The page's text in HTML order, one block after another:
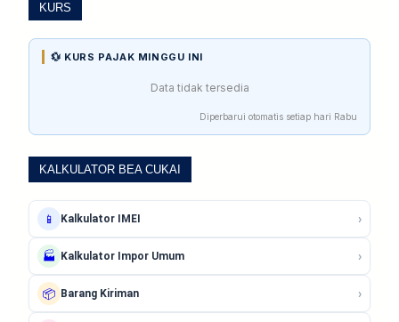
KURS
💱 KURS PAJAK MINGGU INI
Data tidak tersedia
Diperbarui otomatis setiap hari Rabu
KALKULATOR BEA CUKAI
📱 Kalkulator IMEI ›
🏭 Kalkulator Impor Umum ›
📦 Barang Kiriman ›